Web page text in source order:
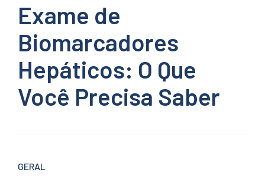
Exame de
Biomarcadores
Hepáticos: O Que
Você Precisa Saber
GERAL